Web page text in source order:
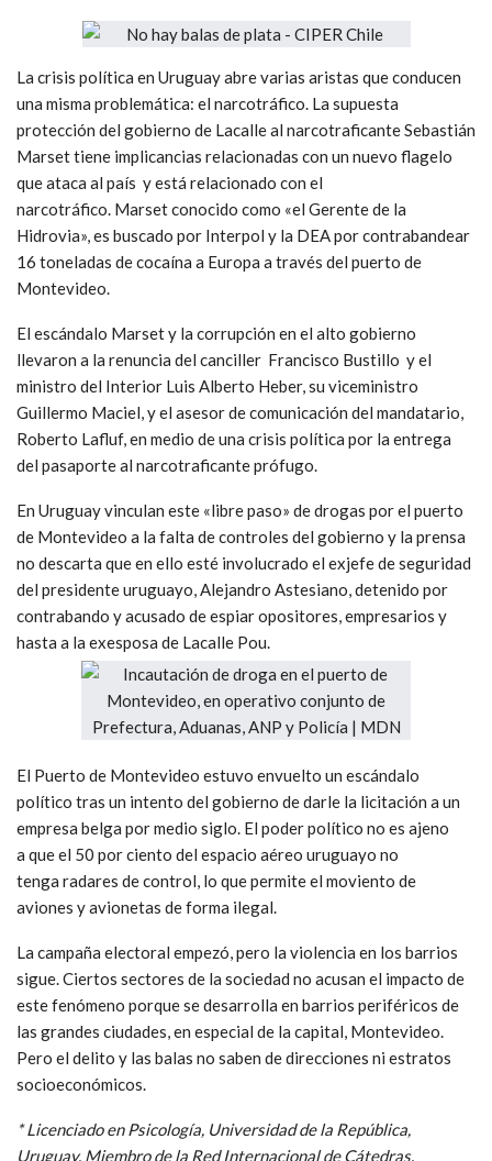
La crisis política en Uruguay abre varias aristas que conducen
una misma problemática: el narcotráfico. La supuesta
protección del gobierno de Lacalle al narcotraficante Sebastián
Marset tiene implicancias relacionadas con un nuevo flagelo
que ataca al país y está relacionado con el
narcotráfico. Marset conocido como «el Gerente de la
Hidrovia», es buscado por Interpol y la DEA por contrabandear
16 toneladas de cocaína a Europa a través del puerto de
Montevideo.
El escándalo Marset y la corrupción en el alto gobierno
llevaron a la renuncia del canciller Francisco Bustillo y el
ministro del Interior Luis Alberto Heber, su viceministro
Guillermo Maciel, y el asesor de comunicación del mandatario,
Roberto Lafluf, en medio de una crisis política por la entrega
del pasaporte al narcotraficante prófugo.
En Uruguay vinculan este «libre paso» de drogas por el puerto
de Montevideo a la falta de controles del gobierno y la prensa
no descarta que en ello esté involucrado el exjefe de seguridad
del presidente uruguayo, Alejandro Astesiano, detenido por
contrabando y acusado de espiar opositores, empresarios y
hasta a la exesposa de Lacalle Pou.
El Puerto de Montevideo estuvo envuelto un escándalo
político tras un intento del gobierno de darle la licitación a un
empresa belga por medio siglo. El poder político no es ajeno
a que el 50 por ciento del espacio aéreo uruguayo no
tenga radares de control, lo que permite el moviento de
aviones y avionetas de forma ilegal.
La campaña electoral empezó, pero la violencia en los barrios
sigue. Ciertos sectores de la sociedad no acusan el impacto de
este fenómeno porque se desarrolla en barrios periféricos de